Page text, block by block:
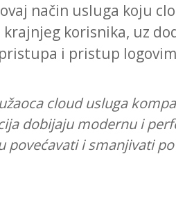
način usluga koju
korisnika, uz
i pristup
cloud usluga
dobijaju modernu i
povećavati i smanjivati